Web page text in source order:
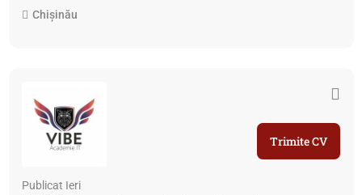
Chișinău
Publicat Ieri
Trimite CV